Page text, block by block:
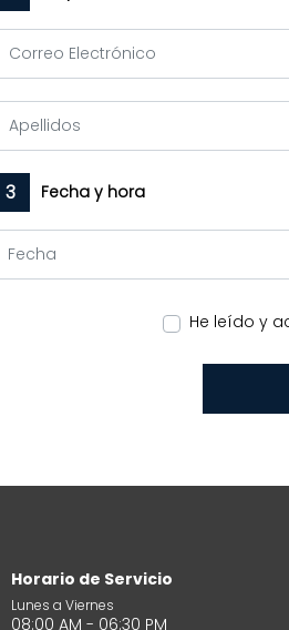
3 Fecha y hora
He leído y
Horario de Servicio
Lunes a Viernes
08:00 AM - 06:30 PM